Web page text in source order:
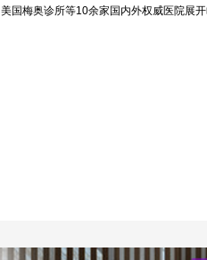
国梅奥诊所等10余家国内外权威医院展开